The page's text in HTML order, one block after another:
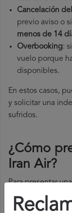
Cancelación
previo aviso o
menos de 14
Overbooking:
vuelo porque
disponibles.
En estos casos,
y solicitar una
sufridos.
¿Cómo
Iran Air?
Para presentar
siguientes pasos: